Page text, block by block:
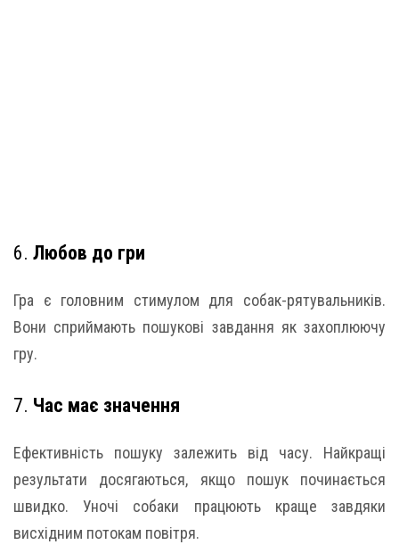
6. Любов до гри
Гра є головним стимулом для собак-рятувальників.
Вони сприймають пошукові завдання як захоплюючу
гру.
7. Час має значення
Ефективність пошуку залежить від часу. Найкращі
результати досягаються, якщо пошук починається
швидко. Уночі собаки працюють краще завдяки
висхідним потокам повітря.